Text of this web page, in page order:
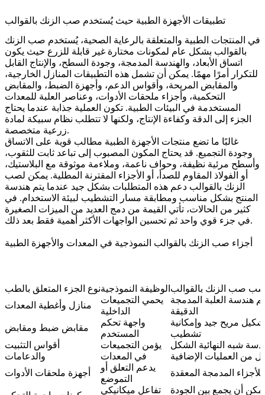
تطبيقات الأجهزة الطبية حيث يُستخدم صب الزنك بالقوالب
في المنتجات الطبية والمتعلقة بالرعاية الصحية، يُستخدم صب الزنك
بالقوالب بشكل عام لمكونات مختارة غير قابلة للزرع حيث يكون
اتساق الأبعاد، والهندسة المدمجة، وجودة السطح، والإنتاج القابل
للتكرار أمرًا مهمًا. يمكن أن تشمل هذه التطبيقات المنازل الخارجية،
والمقابض المريحة، وأقواس الدعم، وأجهزة الضبط، والمقابض
التحكمية، وأجزاء ملحقات الأدوات، وعناصر العلبة للمعدات
المستخدمة في البيئات الطبية. تكون العملية جذابة عندما يحتاج
الجزء إلى الدقة وكفاءة الإنتاج، ولكنها لا تتطلب نظام سبيكة لمادة
زرعية متخصصة.
غالبًا ما تضع منتجات الأجهزة الطبية مطالب قوية على الاتساق
وجودة التجميع. قد يحتاج المكون المصبوب إلى تباعد ثابت للثقوب،
وأسطح مرئية نظيفة، وحواف ناعمة، وملاءمة موثوقة مع البلاستيك،
أو الفولاذ المقاوم للصدأ، أو الأجزاء المقترنة المطلية. يمكن لصب
الزنك بالقوالب دعم هذه المتطلبات بشكل جيد عندما يتم هندسة
المنتج بشكل مناسب ومطابقة مسار التشطيب لبيئة الاستخدام. في
كثير من الحالات، تأتي القيمة من دمج العديد من الميزات الصغيرة
في جزء قوي واحد ثم تحسين الواجهات الأكثر أهمية فقط بعد ذلك.
أجزاء صب الزنك بالقوالب النموذجية في المعدات والأجهزة الطبية
نوع الجزء المتعلق بالطبالوظيفة النموذجية صب الزنك بالقوالب
منازل وأغطية المعدات
يحمي التجميعات
الداخلية
هندسة العلبة المدمجة
الدقيقة
مقابض ضبط ومقابض
واجهة تحكم
المستخدم
مريح جيد وإمكانية
تشطيب
أقواس التثبيت
والدعامات
يؤمن التجميعات
في المعدات
شبه النهائية الشكل
من العمليات الإضافية
أجهزة ملحقات الأدوات
يدعم التعلق أو
التموضع
المدمجة المعقدة
تفاعل ميكانيكي يمكن أن يجمع بين الجودة